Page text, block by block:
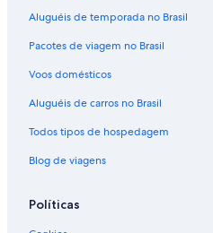
Aluguéis de temporada no Brasil
Pacotes de viagem no Brasil
Voos domésticos
Aluguéis de carros no Brasil
Todos tipos de hospedagem
Blog de viagens
Políticas